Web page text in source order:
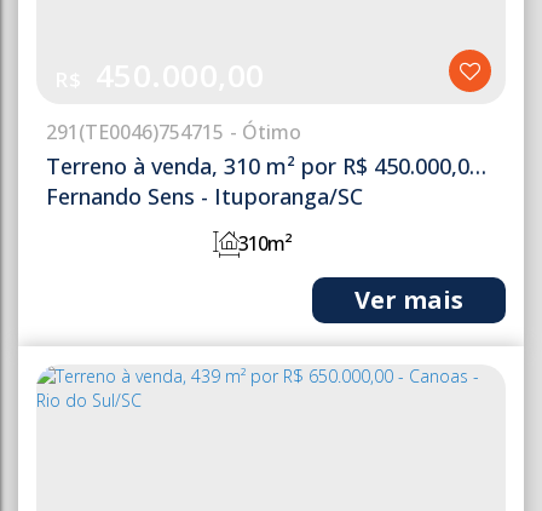
Terreno à venda, 310 m² por R$ 450.000,00 -
Fernando Sens - Ituporanga/SC
291(TE0046)754715
310m²